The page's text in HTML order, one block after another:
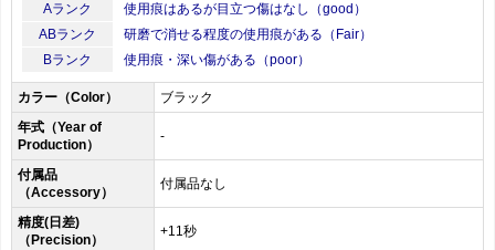
Aランク
使用痕はあるが目立つ傷はなし（good）
ABランク
研磨で消せる程度の使用痕がある（Fair）
Bランク
使用痕・深い傷がある（poor）
カラー（Color）
ブラック
年式（Year of
Production）
-
付属品
（Accessory）
付属品なし
精度(日差)
（Precision）
+11秒